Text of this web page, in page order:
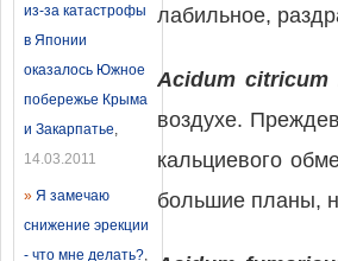
из-за катастрофы
в Японии
оказалось Южное
побережье Крыма
и Закарпатье,
14.03.2011
» Я замечаю
снижение эрекции
- что мне делать?,
лабильное,
Acidum citricum
воздухе.
кальциевого
большие планы,